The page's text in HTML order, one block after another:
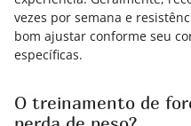
vezes por semana e
bom ajustar conforme seu
específicas.
O treinamento de